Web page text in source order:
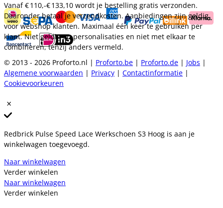
Vanaf€ 110,-€ 133,10 wordt je bestelling gratis verzonden.
Daaronder betaal je verzendkosten. Aanbiedingen zijn geldig
voor webshop klanten. Maximaal één keer te gebruiken per
klant. Niet geldig op personalisaties en niet met elkaar te
combineren, tenzij anders vermeld.
© 2013 - 2026 Proforto.nl | Proforto.be | Proforto.de | Jobs |
Algemene voorwaarden | Privacy | Contactinformatie |
Cookievoorkeuren
Redbrick Pulse Speed Lace Werkschoen S3 Hoog is aan je
winkelwagen toegevoegd.
Naar winkelwagen
Verder winkelen
Naar winkelwagen
Verder winkelen